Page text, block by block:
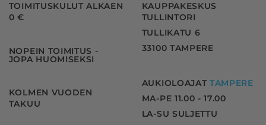
TOIMITUSKULUT ALKAEN
0 €
NOPEIN TOIMITUS -
JOPA HUOMISEKSI
KOLMEN VUODEN
TAKUU
KAUPPAKESKUS
TULLINTORI
TULLIKATU 6
33100 TAMPERE
AUKIOLOAJAT TAMPERE
MA-PE 11.00 - 17.00
LA-SU SULJETTU